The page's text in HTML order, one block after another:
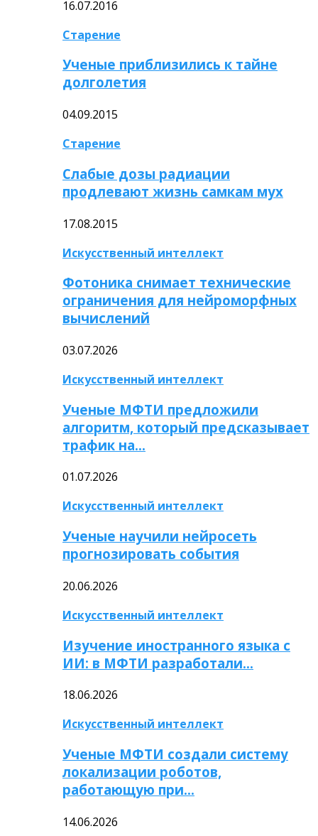
16.07.2016
Старение
Ученые приблизились к тайне
долголетия
04.09.2015
Старение
Слабые дозы радиации
продлевают жизнь самкам мух
17.08.2015
Искусственный интеллект
Фотоника снимает технические
ограничения для нейроморфных
вычислений
03.07.2026
Искусственный интеллект
Ученые МФТИ предложили
алгоритм, который предсказывает
трафик на…
01.07.2026
Искусственный интеллект
Ученые научили нейросеть
прогнозировать события
20.06.2026
Искусственный интеллект
Изучение иностранного языка с
ИИ: в МФТИ разработали…
18.06.2026
Искусственный интеллект
Ученые МФТИ создали систему
локализации роботов,
работающую при…
14.06.2026